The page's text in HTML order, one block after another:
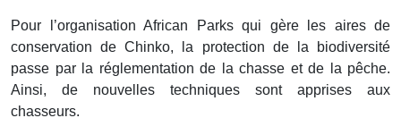
Pour l’organisation African Parks qui gère les aires de
conservation de Chinko, la protection de la biodiversité
passe par la réglementation de la chasse et de la pêche.
Ainsi, de nouvelles techniques sont apprises aux
chasseurs.